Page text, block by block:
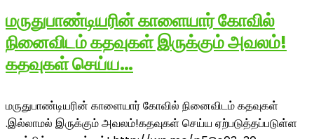
மருதுபாண்டியரின் காளையார் கோவில்
நினைவிடம் கதவுகள் இருக்கும் அவலம்!
கதவுகள் செய்ய…
மருதுபாண்டியரின் காளையார் கோவில் நினைவிடம் கதவுகள்
.இல்லாமல் இருக்கும் அவலம்!கதவுகள் செய்ய ஏற்படுத்தப்படுள்ள